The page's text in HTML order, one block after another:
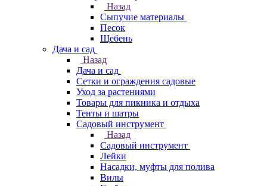
Назад
Сыпучие материалы
Песок
Щебень
Дача и сад
Назад
Дача и сад
Сетки и ограждения садовые
Уход за растениями
Товары для пикника и отдыха
Тенты и шатры
Садовый инструмент
Назад
Садовый инструмент
Лейки
Насадки, муфты для полива
Вилы